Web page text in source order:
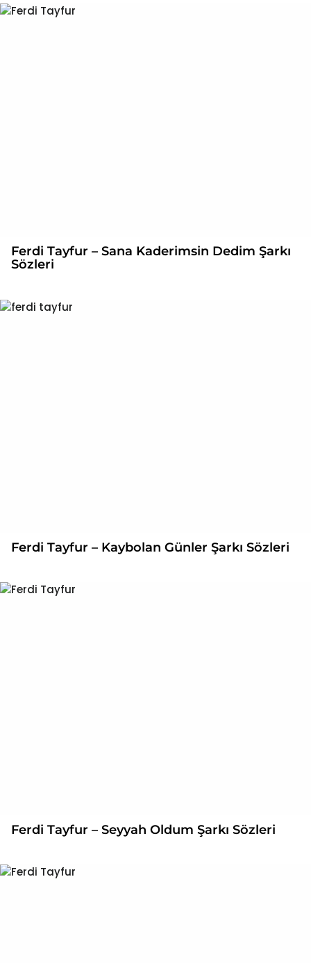
Ferdi Tayfur – Sana Kaderimsin Dedim Şarkı
Sözleri
Ferdi Tayfur – Kaybolan Günler Şarkı Sözleri
Ferdi Tayfur – Seyyah Oldum Şarkı Sözleri